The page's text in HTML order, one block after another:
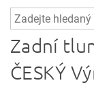
Zadní
ČESKÝ